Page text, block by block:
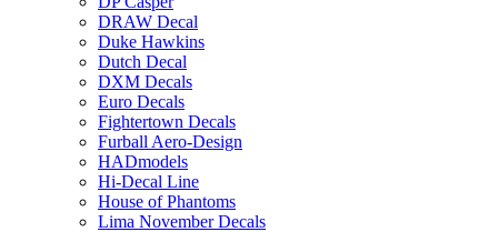
DRAW Decal
Duke Hawkins
Dutch Decal
DXM Decals
Euro Decals
Fightertown Decals
Furball Aero-Design
HADmodels
Hi-Decal Line
House of Phantoms
Lima November Decals